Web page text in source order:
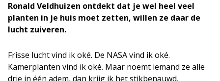
Ronald Veldhuizen ontdekt dat je wel heel veel
planten in je huis moet zetten, willen ze daar de
lucht zuiveren.
Frisse lucht vind ik oké. De NASA vind ik oké.
Kamerplanten vind ik oké. Maar noemt iemand ze alle
drie in één adem, dan krijg ik het stikbenauwd.